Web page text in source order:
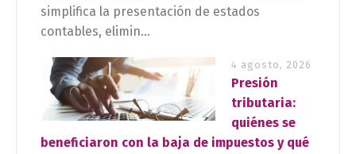
simplifica la presentación de estados
contables, elimin...
4 agosto, 2026
Presión
tributaria:
quiénes se
beneficiaron con la baja de impuestos y qué